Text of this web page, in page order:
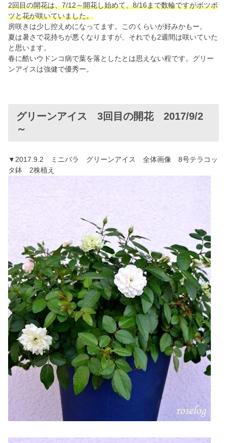
2回目の開花は、7/12～開花し始めて、8/16まで数輪ですがポツポ
ツと花が咲いていました。
房咲きは少し控えめになってます。このくらいが好みかもー。
夏は暑さで花持ちが悪くなりますが、それでも2週間は咲いていた
と思います。
春に酷いウドンコ病で葉を落としたとは思えない程です。グリー
ンアイスは強健で優秀ー。
グリーンアイス 3回目の開花 2017/9/2
～
▼2017.9.2 ミニバラ グリーンアイス 全体画像 8号テラコッ
タ鉢 2株植え